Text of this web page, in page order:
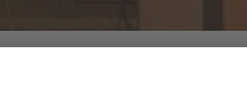
von Streuobstwiesen ein!
Streuobstanbau ist das Paradebeispiel für